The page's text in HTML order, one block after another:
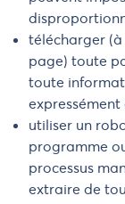
télécharger (à
page) toute
toute
utiliser un
programme
processus
extraire de